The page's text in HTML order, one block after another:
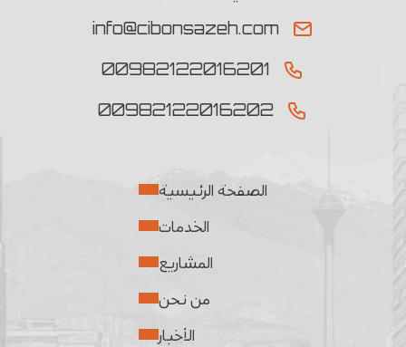
info@cibonsazeh.com
00982122016201
00982122016202
الصفحة الرئيسية
الخدمات
المشاريع
من نحن
الأخبار